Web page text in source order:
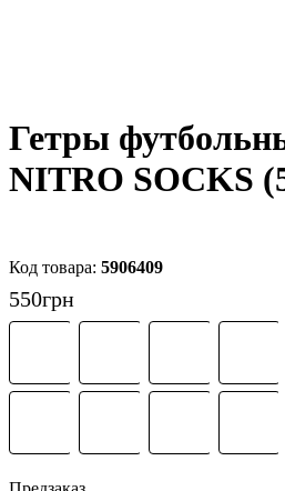
Гетры
NITRO SOCKS
5906409
550грн